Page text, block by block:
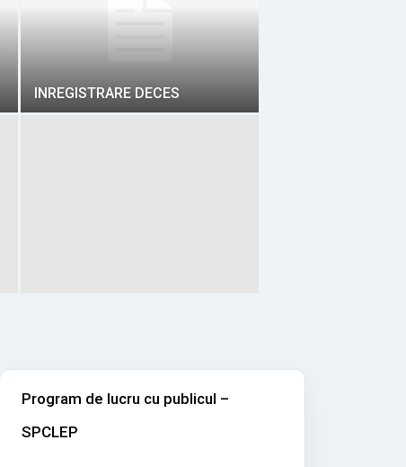
INREGISTRARE DECES
Program de lucru cu publicul –
SPCLEP